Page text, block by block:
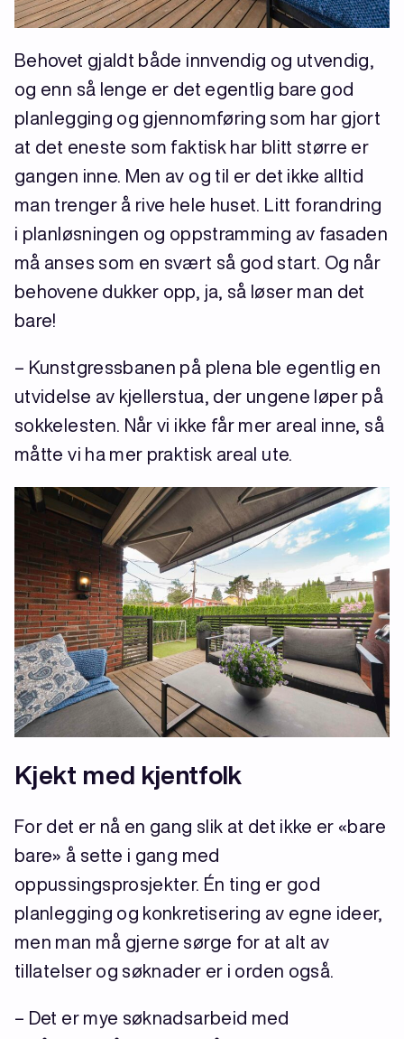
Behovet gjaldt både innvendig og utvendig,
og enn så lenge er det egentlig bare god
planlegging og gjennomføring som har gjort
at det eneste som faktisk har blitt større er
gangen inne. Men av og til er det ikke alltid
man trenger å rive hele huset. Litt forandring
i planløsningen og oppstramming av fasaden
må anses som en svært så god start. Og når
behovene dukker opp, ja, så løser man det
bare!
– Kunstgressbanen på plena ble egentlig en
utvidelse av kjellerstua, der ungene løper på
sokkelesten. Når vi ikke får mer areal inne, så
måtte vi ha mer praktisk areal ute.
Kjekt med kjentfolk
For det er nå en gang slik at det ikke er «bare
bare» å sette i gang med
oppussingsprosjekter. Én ting er god
planlegging og konkretisering av egne ideer,
men man må gjerne sørge for at alt av
tillatelser og søknader er i orden også.
– Det er mye søknadsarbeid med